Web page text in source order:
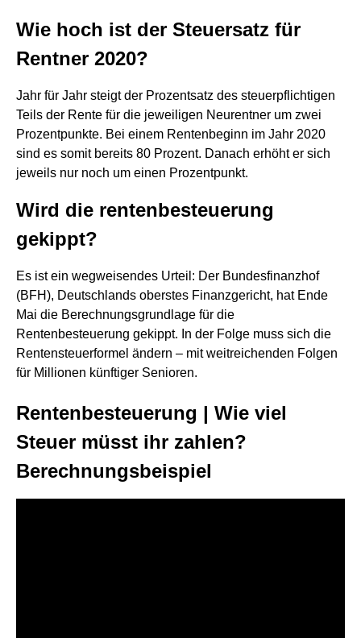
Wie hoch ist der Steuersatz für
Rentner 2020?
Jahr für Jahr steigt der Prozentsatz des steuerpflichtigen
Teils der Rente für die jeweiligen Neurentner um zwei
Prozentpunkte. Bei einem Rentenbeginn im Jahr 2020
sind es somit bereits 80 Prozent. Danach erhöht er sich
jeweils nur noch um einen Prozentpunkt.
Wird die rentenbesteuerung
gekippt?
Es ist ein wegweisendes Urteil: Der Bundesfinanzhof
(BFH), Deutschlands oberstes Finanzgericht, hat Ende
Mai die Berechnungsgrundlage für die
Rentenbesteuerung gekippt. In der Folge muss sich die
Rentensteuerformel ändern – mit weitreichenden Folgen
für Millionen künftiger Senioren.
Rentenbesteuerung | Wie viel
Steuer müsst ihr zahlen?
Berechnungsbeispiel